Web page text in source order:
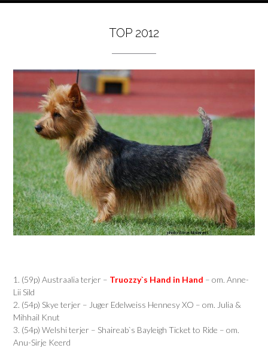
TOP 2012
1. (59p) Austraalia terjer – Truozzy`s Hand in Hand – om. Anne-
Lii Sild
2. (54p) Skye terjer – Juger Edelweiss Hennesy XO – om. Julia &
Mihhail Knut
3. (54p) Welshi terjer – Shaireab`s Bayleigh Ticket to Ride – om.
Anu-Sirje Keerd